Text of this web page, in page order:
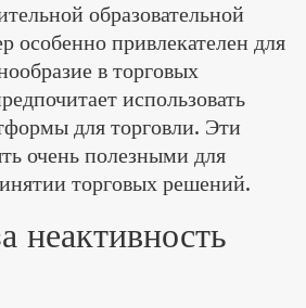
образовательной
особенно привлекателен для
в торговых
использовать
для торговли. Эти
очень полезными для
торговых решений.
неактивность